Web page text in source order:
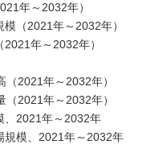
年～2032年）
（2021年～2032年）
年～2032年）
2021年～2032年）
2021年～2032年）
、2021年～2032年
規模、2021年～2032年